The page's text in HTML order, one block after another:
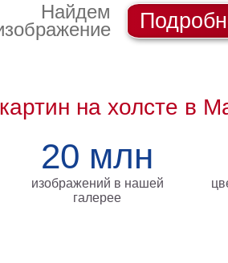
Найдем
на холсте в
20 млн
изображений в нашей
галерее